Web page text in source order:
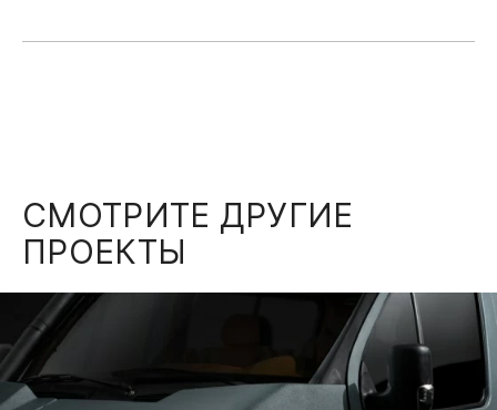
СМОТРИТЕ ДРУГИЕ
ПРОЕКТЫ